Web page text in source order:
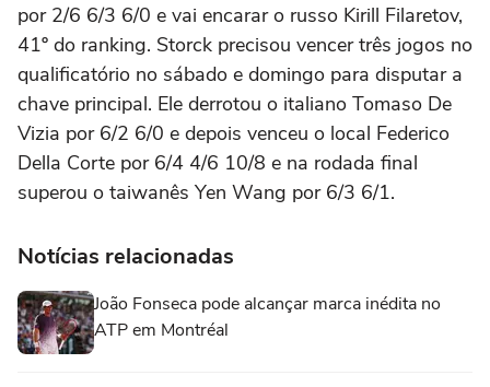
por 2/6 6/3 6/0 e vai encarar o russo Kirill Filaretov,
41º do ranking. Storck precisou vencer três jogos no
qualificatório no sábado e domingo para disputar a
chave principal. Ele derrotou o italiano Tomaso De
Vizia por 6/2 6/0 e depois venceu o local Federico
Della Corte por 6/4 4/6 10/8 e na rodada final
superou o taiwanês Yen Wang por 6/3 6/1.
Notícias relacionadas
João Fonseca pode alcançar marca inédita no
ATP em Montréal